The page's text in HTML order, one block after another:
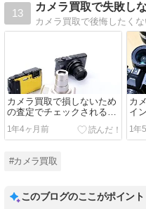
13
カメラ買取で損しないため
の査定でチェックされる13
のポイント
1年4ヶ月前
カ
イ
ら
1年
#カメラ買取
このブログのここがポイント